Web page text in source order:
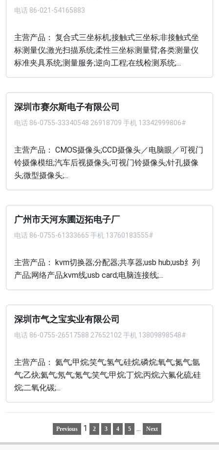
电话 86-021-54165883
主营产品： 复合式三坐标机;接触式三坐标;非接触式坐
标测量仪;激光扫描系统;柔性三坐标测量臂;各类测量仪
标准夹具系统;测量服务;逆向工程;在线检测系统;...
深圳市赛尔斯电子有限公司
电话 86-0755-33340548 26918709 手机 13342999806#
主营产品： CMOS摄像头;CCD摄像头／电脑眼／可视门
铃摄像模组;汽车后视摄像头;可视门铃摄像头;针孔摄像
头;微型摄像头;...
广州市天河东圃迈拓电子厂
电话 86-0755-61333665 手机 13760183555#
主营产品： kvm切换器;分配器;共享器;usb hub;usb纟列
产品;网络产品;kvm线;usb card;电脑连接线;...
深圳市气之宝实业有限公司
电话 86-0755-26517588 27652102 手机 13809898548#
主营产品： 氦气;甲烷;笑气;氢气;硅烷;磷烷;氧气;氮气;氩
气;乙炔;氦气;氖气;氪气;笑气;甲烷;丁烷;丙烷;六氟化硫;硅
烷;二氧化碳;...
Previous 1 2 3 4 5 ... Next